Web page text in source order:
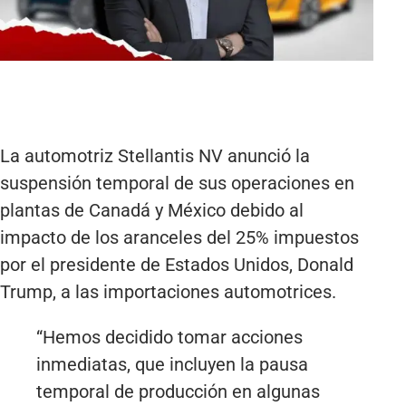
La automotriz Stellantis NV anunció la
suspensión temporal de sus operaciones en
plantas de Canadá y México debido al
impacto de los aranceles del 25% impuestos
por el presidente de Estados Unidos, Donald
Trump, a las importaciones automotrices.
“Hemos decidido tomar acciones
inmediatas, que incluyen la pausa
temporal de producción en algunas